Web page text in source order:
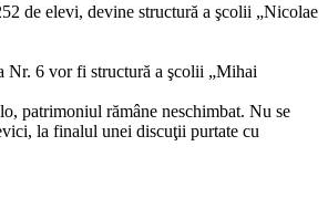
de elevi, devine structură a şcolii „Nicolae
Nr. 6 vor fi structură a şcolii „Mihai
patrimoniul rămâne neschimbat. Nu se
la finalul unei discuţii purtate cu